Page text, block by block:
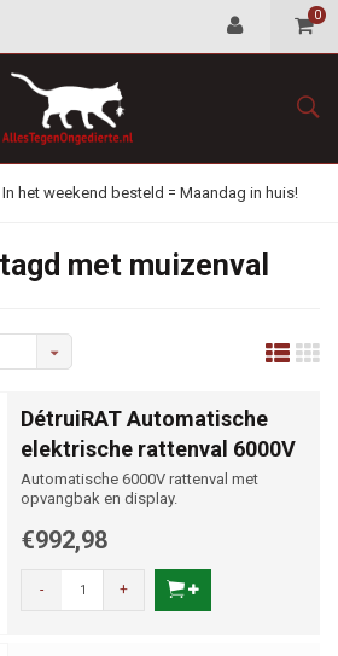
0
het weekend besteld = Maandag in huis!
met muizenval
DétruiRAT Automatische
elektrische rattenval 6000V
Automatische 6000V rattenval met
opvangbak en display.
€992,98
- +